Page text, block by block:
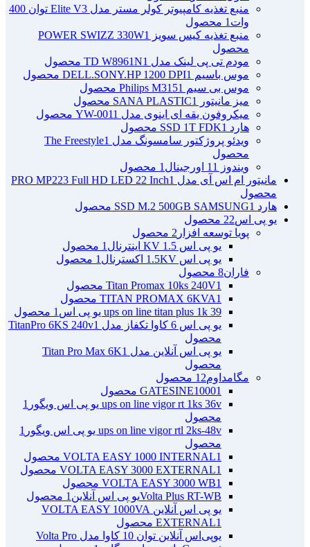
منبع تغذیه کامپیوتر کولر مستر مدل Elite V3 توان 400
وات 1 محصول
منبع تغذیه کیس سویز POWER SWIZZ 330W
1
محصول
مودم تی پی لینک مدل TD W8961N 1 محصول
موس باسیم DELL.SONY.HP 1200 DPI 1 محصول
موس بی سیم Philips M315 1 محصول
میز مانیتور SANA PLASTIC
1 محصول
میکروفون یقه ای اینوی مدل YW-001 1 محصول
هارد SSD 1T FDK 1 محصول
ویدئو پروژکتور سامسونگ مدل The Freestyle 1
محصول
ویندوز 11 اورجینال
1 محصول
مانیتور ام اس آی مدل PRO MP223 Full HD LED 22 Inch 1
محصول
هارد SSD M.2 500GB SAMSUNG 1 محصول
یو پی اس22 محصول
پویا توسعه افزار 2 محصول
یو پی اس 1.5 KV اینترنال
1 محصول
یو پی اس 1.5KV اکسترنال
1 محصول
فاران8 محصول
Titan Promax 10ks 240V1 محصول
TITAN PROMAX 6KVA1 محصول
ups on line titan plus 1k 39 یو پی اس
1 محصول
یو پی اس 6 کاوا تکفاز مدل TitanPro 6KS 240v
1
محصول
یو پی اس آنلاین مدل Titan Pro Max 6K 1
محصول
مگامداوم12 محصول
GATESINE10001 محصول
ups on line vigor rt 1ks 36v یو پی اس ویگور
1
محصول
ups on line vigor rtl 2ks-48v یو پی اس ویگور
1
محصول
VOLTA EASY 1000 INTERNAL1 محصول
VOLTA EASY 3000 EXTERNAL1 محصول
VOLTA EASY 3000 WB1 محصول
Volta Plus RT-WBیو پی اس آنلاین
1 محصول
یو پی اس آنلاین VOLTA EASY 1000VA
EXTERNAL1 محصول
یو‌پی‌اس آنلاین توان 10 کاوا مدل Volta Pro